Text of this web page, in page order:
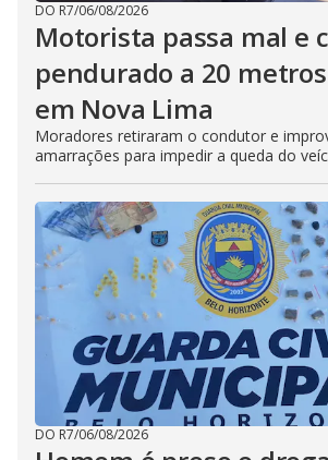
DO R7/06/08/2026
Motorista passa mal e
pendurado a 20
em Nova Lima
Moradores retiraram o condutor e
amarrações para impedir a queda do
DO R7/06/08/2026